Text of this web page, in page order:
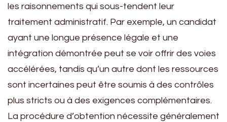
les raisonnements qui sous-tendent leur
traitement administratif. Par exemple, un candidat
ayant une longue présence légale et une
intégration démontrée peut se voir offrir des voies
accélérées, tandis qu’un autre dont les ressources
sont incertaines peut être soumis à des contrôles
plus stricts ou à des exigences complémentaires.
La procédure d’obtention nécessite généralement